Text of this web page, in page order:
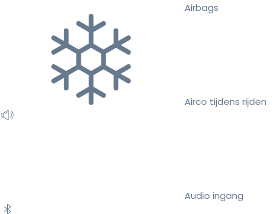
Airbags
Airco tijdens rijden
Audio ingang